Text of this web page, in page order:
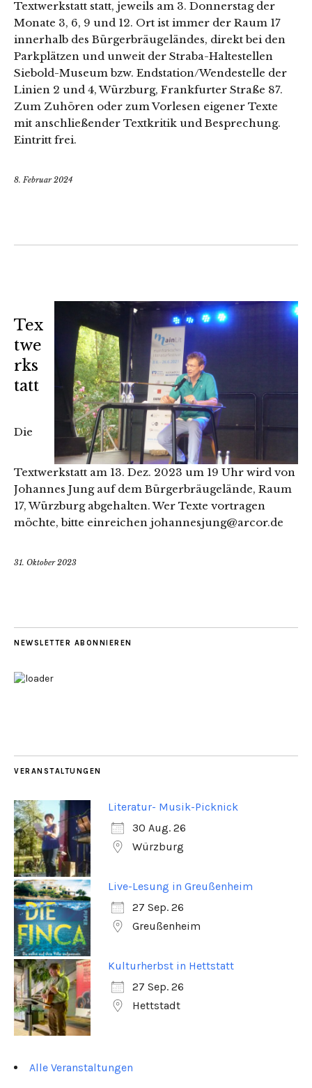
Textwerkstatt statt, jeweils am 3. Donnerstag der
Monate 3, 6, 9 und 12. Ort ist immer der Raum 17
innerhalb des Bürgerbräugeländes, direkt bei den
Parkplätzen und unweit der Straba-Haltestellen
Siebold-Museum bzw. Endstation/Wendestelle der
Linien 2 und 4, Würzburg, Frankfurter Straße 87.
Zum Zuhören oder zum Vorlesen eigener Texte
mit anschließender Textkritik und Besprechung.
Eintritt frei.
8. Februar 2024
Tex
twe
rks
tatt
Die
Textwerkstatt am 13. Dez. 2023 um 19 Uhr wird von
Johannes Jung auf dem Bürgerbräugelände, Raum
17, Würzburg abgehalten. Wer Texte vortragen
möchte, bitte einreichen johannesjung@arcor.de
31. Oktober 2023
NEWSLETTER ABONNIEREN
VERANSTALTUNGEN
Literatur- Musik-Picknick
30 Aug. 26
Würzburg
Live-Lesung in Greußenheim
27 Sep. 26
Greußenheim
Kulturherbst in Hettstatt
27 Sep. 26
Hettstadt
Alle Veranstaltungen